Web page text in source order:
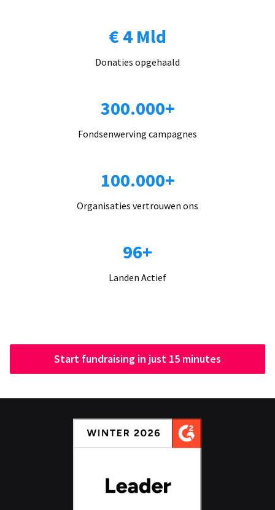
€ 4 Mld
Donaties opgehaald
300.000+
Fondsenwerving campagnes
100.000+
Organisaties vertrouwen ons
96+
Landen Actief
Start fundraising in just 15 minutes